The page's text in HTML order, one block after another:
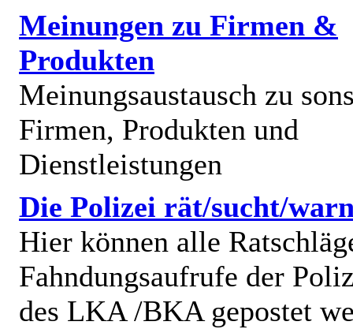
Meinungen zu Firmen &
Produkten
Meinungsaustausch zu
Firmen, Produkten und
Dienstleistungen
Die Polizei rät/sucht/
Hier können alle
Fahndungsaufrufe der
des LKA /BKA gepostet